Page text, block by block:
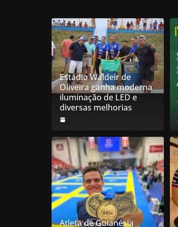
Estádio Waldeir de
Oliveira ganha moderna
iluminação de LED e
diversas melhorias
Atleta de Goianésia